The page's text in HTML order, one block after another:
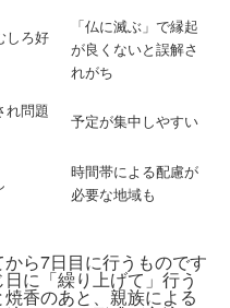
しろ好
「仏に滅ぶ」で縁起
が良くないと誤解さ
れがち
れ問題
予定が集中しやすい
時間帯による配慮が
必要な地域も
ら7日目に行うものです
に「繰り上げて」行う
香のあと、親族による